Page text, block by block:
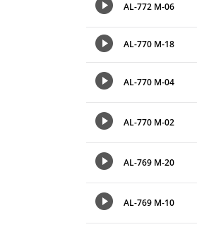
AL-772 M-06
AL-770 M-18
AL-770 M-04
AL-770 M-02
AL-769 M-20
AL-769 M-10